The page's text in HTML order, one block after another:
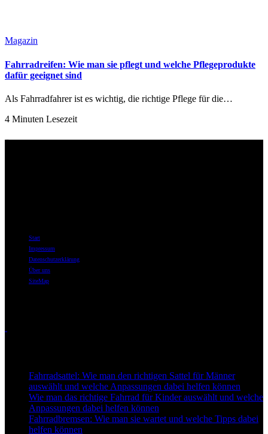
Magazin
Fahrradreifen: Wie man sie pflegt und welche Pflegeprodukte
dafür geeignet sind
Als Fahrradfahrer ist es wichtig, die richtige Pflege für die…
4 Minuten Lesezeit
Start
Impressum
Datenschutzerklärung
Über uns
SiteMap
Fahrradsattel: Wie man den richtigen Sattel für Männer
auswählt und welche Anpassungen dabei helfen können
Wie man das richtige Fahrrad für Kinder auswählt und welche
Anpassungen dabei helfen können
Fahrradbremsen: Wie man sie wartet und welche Tipps dabei
helfen können